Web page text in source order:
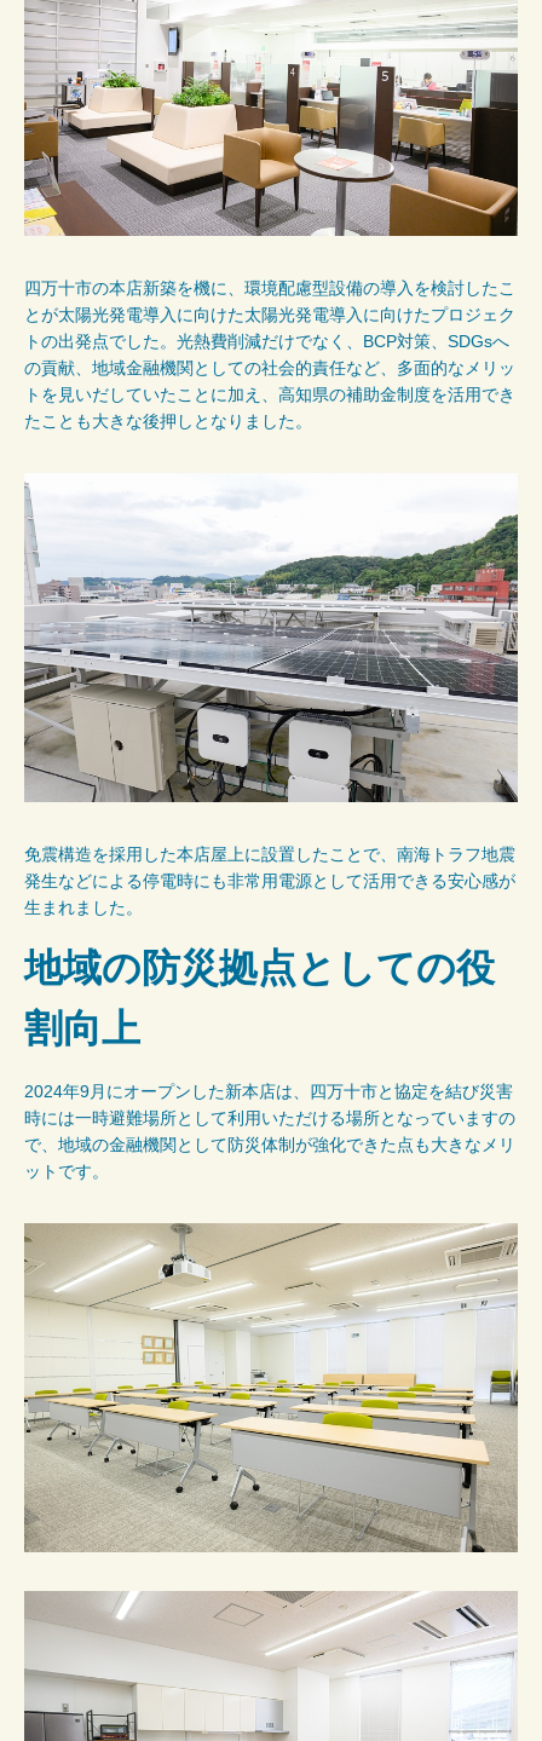
四万十市の本店新築を機に、環境配慮型設備の導入を検討したこ
とが太陽光発電導入に向けた太陽光発電導入に向けたプロジェク
トの出発点でした。光熱費削減だけでなく、BCP対策、SDGsへ
の貢献、地域金融機関としての社会的責任など、多面的なメリッ
トを見いだしていたことに加え、高知県の補助金制度を活用でき
たことも大きな後押しとなりました。
免震構造を採用した本店屋上に設置したことで、南海トラフ地震
発生などによる停電時にも非常用電源として活用できる安心感が
生まれました。
地域の防災拠点としての役
割向上
2024年9月にオープンした新本店は、四万十市と協定を結び災害
時には一時避難場所として利用いただける場所となっていますの
で、地域の金融機関として防災体制が強化できた点も大きなメリ
ットです。